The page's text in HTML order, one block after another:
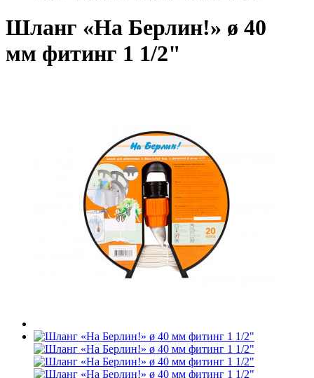
Шланг «На Берлин!» ø 40
мм фитинг 1 1/2"